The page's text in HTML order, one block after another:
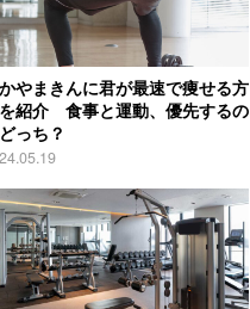
やまきんに君が最速で痩せる方
紹介 食事と運動、優先するの
っち？